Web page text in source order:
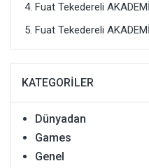
Fuat Tekedereli AKADEMİ
Fuat Tekedereli AKADEMİ
KATEGORILER
Dünyadan
Games
Genel